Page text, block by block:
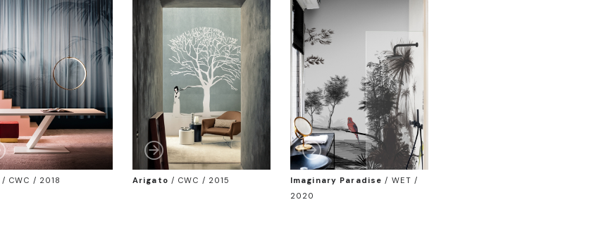
/ CWC / 2018 Arigato / CWC / 2015 Imaginary Paradise / WET /
2020